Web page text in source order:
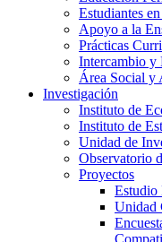
Estudiantes
Apoyo a la
Prácticas
Intercambio y
Área Social y
Investigación
Instituto de
Instituto de
Unidad de
Observatorio
Proyectos
Estudio
Unidad